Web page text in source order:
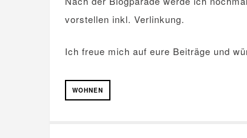
vorstellen inkl. Verlinkung.
Ich freue mich auf eure Beiträge und
WOHNEN